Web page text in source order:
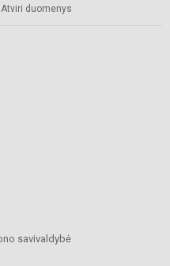
Atviri duomenys
savivaldybė